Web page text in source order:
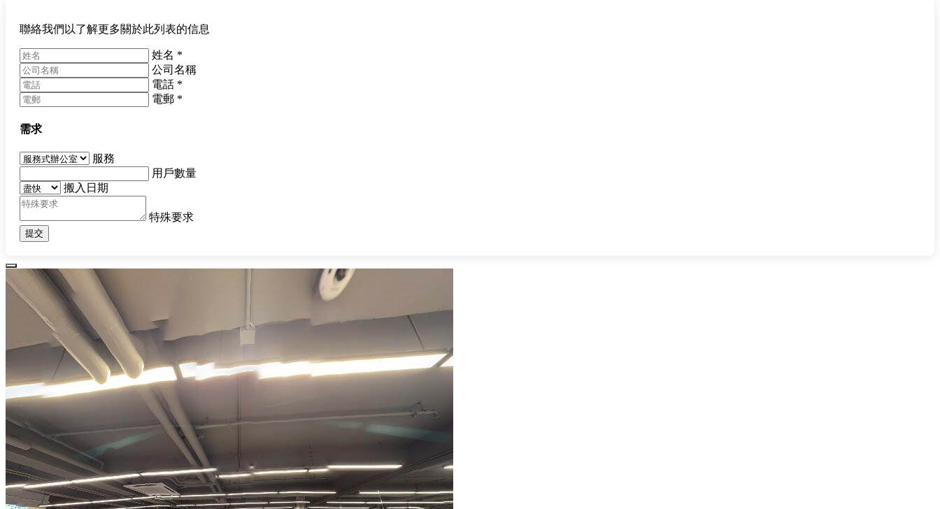
聯絡我們以了解更多關於此列表的信息
姓名 *
公司名稱
電話 *
電郵 *
需求
服務
用戶數量
搬入日期
特殊要求
提交